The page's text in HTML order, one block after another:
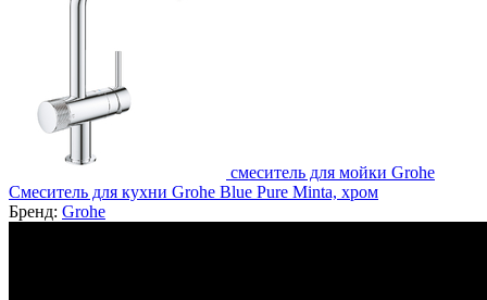
смеситель для мойки Grohe
Смеситель для кухни Grohe Blue Pure Minta, хром
Бренд: Grohe